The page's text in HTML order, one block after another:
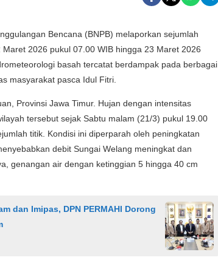
Bencana (BNPB) melaporkan sejumlah
2026 pukul 07.00 WIB hingga 23 Maret 2026
basah tercatat berdampak pada berbagai
masyarakat pasca Idul Fitri.
Provinsi Jawa Timur. Hujan dengan intensitas
tersebut sejak Sabtu malam (21/3) pukul 19.00
titik. Kondisi ini diperparah oleh peningkatan
debit Sungai Welang meningkat dan
genangan air dengan ketinggian 5 hingga 40 cm
dan Imipas, DPN PERMAHI Dorong